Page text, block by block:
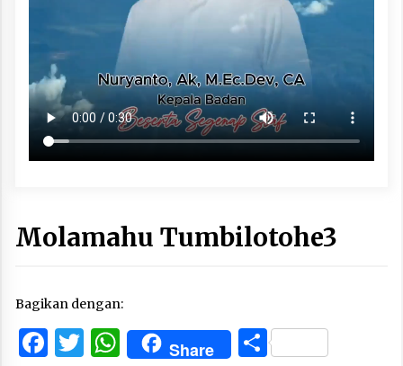
Molamahu Tumbilotohe3
Bagikan dengan:
Facebook
Twitter
WhatsApp
Share Share